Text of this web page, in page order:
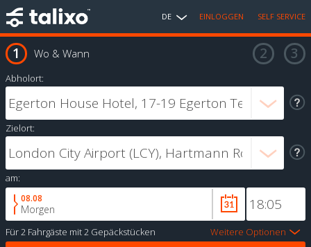
DE EINLOGGEN SELF SERVICE
Wo & Wann
Abholort:
Zielort:
am:
08.08
Morgen
Für2 Fahrgäste mit2 Gepäckstücken Weitere Optionen